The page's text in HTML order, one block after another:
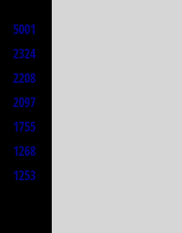
5001
2324
2208
2097
1755
1268
1253